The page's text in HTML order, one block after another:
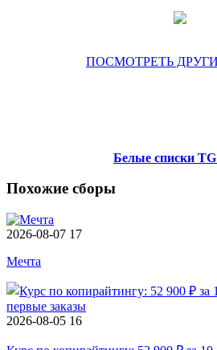
ПОСМОТРЕТЬ
Белые списки
Похожие сборы
2026-08-07 17
Мечта
2026-08-05 16